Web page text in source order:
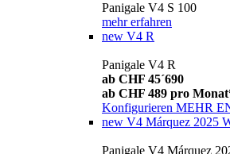
Panigale V4 S 100
mehr erfahren
new V4 R
Panigale V4 R
ab CHF 45´690
ab CHF 489 pro
Konfigurieren MEHR
new V4 Márquez 2025
Panigale V4 Márquez